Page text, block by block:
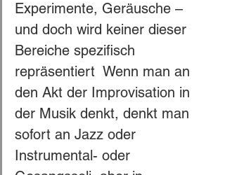
Experimente, Geräusche –
und doch wird keiner dieser
Bereiche spezifisch
repräsentiert  Wenn man an
den Akt der Improvisation in
der Musik denkt, denkt man
sofort an Jazz oder
Instrumental- oder